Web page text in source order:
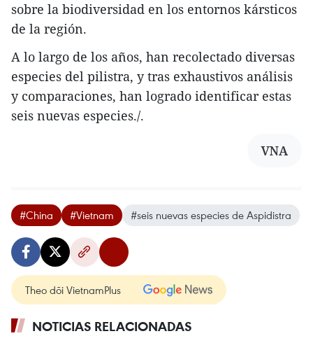
sobre la biodiversidad en los entornos kársticos
de la región.
A lo largo de los años, han recolectado diversas
especies del pilistra, y tras exhaustivos análisis
y comparaciones, han logrado identificar estas
seis nuevas especies./.
VNA
#China #Vietnam #seis nuevas especies de Aspidistra
Theo dõi VietnamPlus
NOTICIAS RELACIONADAS